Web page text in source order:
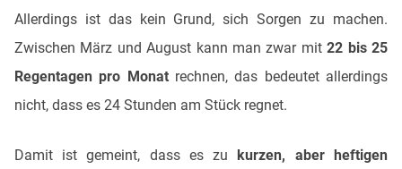
Allerdings ist das kein Grund, sich Sorgen zu machen.
Zwischen März und August kann man zwar mit22 bis 25
Regentagen pro Monatrechnen, das bedeutet allerdings
nicht, dass es 24 Stunden am Stück regnet.
Damit ist gemeint, dass es zukurzen, aber heftigen